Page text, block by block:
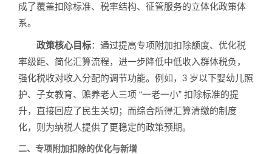
成了覆盖扣除标准、税率结构、征管服务的立体化政策体
系。
政策核心目标：通过提高专项附加扣除额度、优化税
率级距、简化汇算流程，进一步降低中低收入群体税负，
强化税收对收入分配的调节功能。例如，3 岁以下婴幼儿照
护、子女教育、赡养老人三项 “一老一小” 扣除标准的提
升，直接回应了民生关切；而综合所得汇算清缴的制度
化，则为纳税人提供了更稳定的政策预期。
二、专项附加扣除的优化与新增